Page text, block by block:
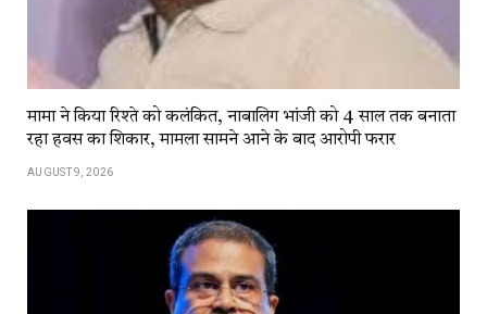
मामा ने किया रिश्ते को कलंकित, नाबालिग भांजी को 4 साल तक बनाता
रहा हवस का शिकार, मामला सामने आने के बाद आरोपी फरार
AUGUST 9, 2026